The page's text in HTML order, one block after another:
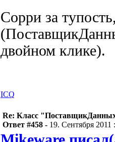
Сорри за
двойном клике).
ICQ
Re: Класс
Ответ #458 - 19. Сентября 2011